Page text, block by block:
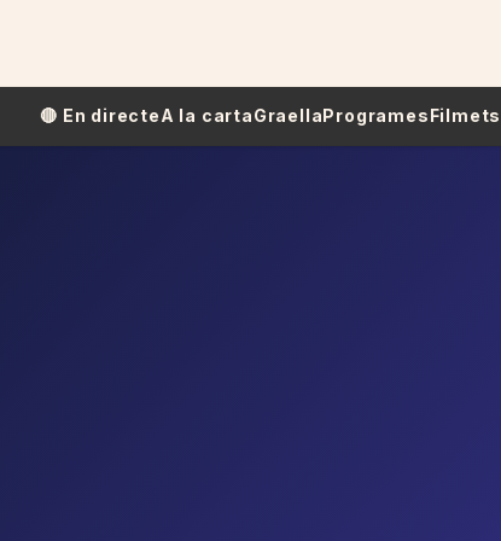
🔴​​ En directeA la cartaGraellaProgramesFilmets